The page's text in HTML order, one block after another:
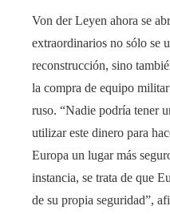
Von der Leyen ahora se
extraordinarios no sólo se
reconstrucción, sino
la compra de equipo
ruso. “Nadie podría tener
utilizar este dinero para
Europa un lugar más
instancia, se trata de que
de su propia seguridad”,